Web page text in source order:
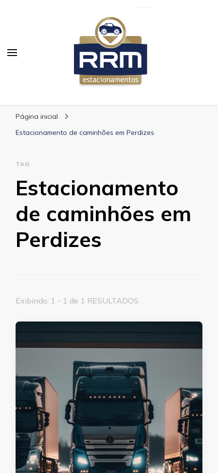
Página inicial
Estacionamento de caminhões em Perdizes
TAG
Estacionamento
de caminhões em
Perdizes
Exibindo: 1 - 1 de 1 RESULTADOS